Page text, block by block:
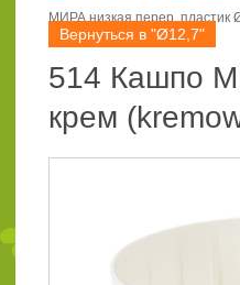
МИРА низкая перер. пластик
Вернуться в "Ø12,7"
514 Кашпо
крем